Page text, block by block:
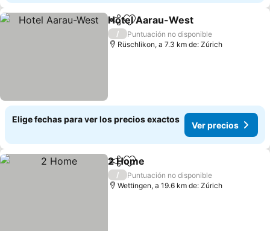
CompartirAgregar a favoritos
Hotel Aarau-West
/
Puntuación no disponible
Rüschlikon, a 7.3 km de: Zúrich
Elige fechas para ver los precios exactos
Ver precios
CompartirAgregar a favoritos
2 Home
/
Puntuación no disponible
Wettingen, a 19.6 km de: Zúrich